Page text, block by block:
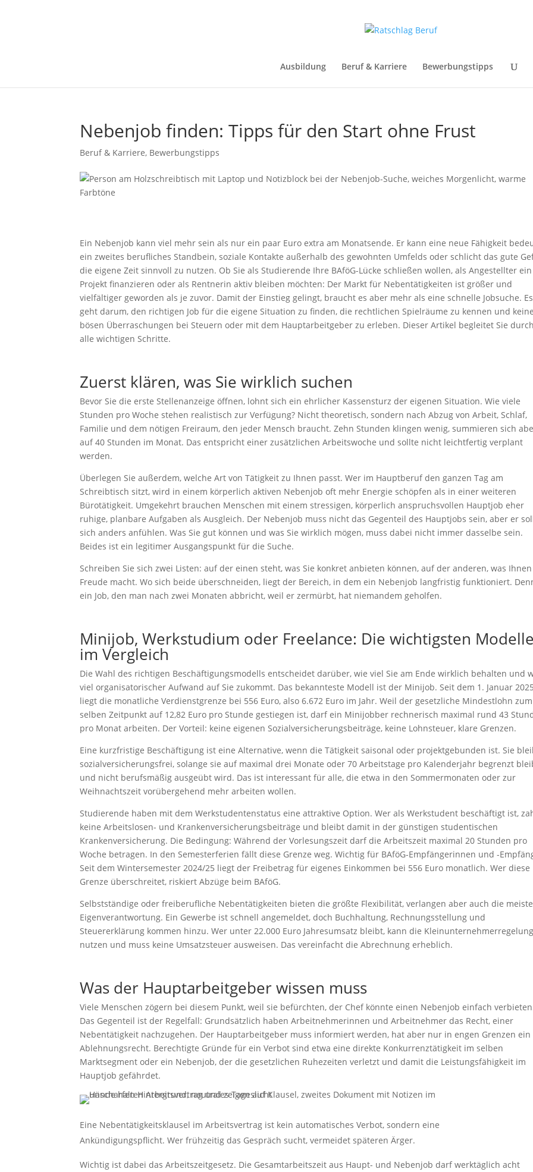
Ausbildung Beruf & Karriere Bewerbungstipps
Nebenjob finden: Tipps für den Start ohne Frust
Beruf & Karriere, Bewerbungstipps
Ein Nebenjob kann viel mehr sein als nur ein paar Euro extra am Monatsende. Er kann eine neue Fähigkeit
ein zweites berufliches Standbein, soziale Kontakte außerhalb des gewohnten Umfelds oder schlicht das gute
die eigene Zeit sinnvoll zu nutzen. Ob Sie als Studierende Ihre BAföG-Lücke schließen wollen, als Angestellter ein
Projekt finanzieren oder als Rentnerin aktiv bleiben möchten: Der Markt für Nebentätigkeiten ist größer und
vielfältiger geworden als je zuvor. Damit der Einstieg gelingt, braucht es aber mehr als eine schnelle Jobsuche. Es
geht darum, den richtigen Job für die eigene Situation zu finden, die rechtlichen Spielräume zu kennen und keine
bösen Überraschungen bei Steuern oder mit dem Hauptarbeitgeber zu erleben. Dieser Artikel begleitet Sie durch
alle wichtigen Schritte.
Zuerst klären, was Sie wirklich suchen
Bevor Sie die erste Stellenanzeige öffnen, lohnt sich ein ehrlicher Kassensturz der eigenen Situation. Wie viele
Stunden pro Woche stehen realistisch zur Verfügung? Nicht theoretisch, sondern nach Abzug von Arbeit, Schlaf,
Familie und dem nötigen Freiraum, den jeder Mensch braucht. Zehn Stunden klingen wenig, summieren sich
auf 40 Stunden im Monat. Das entspricht einer zusätzlichen Arbeitswoche und sollte nicht leichtfertig verplant
werden.
Überlegen Sie außerdem, welche Art von Tätigkeit zu Ihnen passt. Wer im Hauptberuf den ganzen Tag am
Schreibtisch sitzt, wird in einem körperlich aktiven Nebenjob oft mehr Energie schöpfen als in einer weiteren
Bürotätigkeit. Umgekehrt brauchen Menschen mit einem stressigen, körperlich anspruchsvollen Hauptjob eher
ruhige, planbare Aufgaben als Ausgleich. Der Nebenjob muss nicht das Gegenteil des Hauptjobs sein, aber er
sich anders anfühlen. Was Sie gut können und was Sie wirklich mögen, muss dabei nicht immer dasselbe sein.
Beides ist ein legitimer Ausgangspunkt für die Suche.
Schreiben Sie sich zwei Listen: auf der einen steht, was Sie konkret anbieten können, auf der anderen, was Ihnen
Freude macht. Wo sich beide überschneiden, liegt der Bereich, in dem ein Nebenjob langfristig funktioniert.
ein Job, den man nach zwei Monaten abbricht, weil er zermürbt, hat niemandem geholfen.
Minijob, Werkstudium oder Freelance: Die wichtigsten Modelle
im Vergleich
Die Wahl des richtigen Beschäftigungsmodells entscheidet darüber, wie viel Sie am Ende wirklich behalten und
viel organisatorischer Aufwand auf Sie zukommt. Das bekannteste Modell ist der Minijob. Seit dem 1. Januar 2025
liegt die monatliche Verdienstgrenze bei 556 Euro, also 6.672 Euro im Jahr. Weil der gesetzliche Mindestlohn zum
selben Zeitpunkt auf 12,82 Euro pro Stunde gestiegen ist, darf ein Minijobber rechnerisch maximal rund 43
pro Monat arbeiten. Der Vorteil: keine eigenen Sozialversicherungsbeiträge, keine Lohnsteuer, klare Grenzen.
Eine kurzfristige Beschäftigung ist eine Alternative, wenn die Tätigkeit saisonal oder projektgebunden ist. Sie
sozialversicherungsfrei, solange sie auf maximal drei Monate oder 70 Arbeitstage pro Kalenderjahr begrenzt
und nicht berufsmäßig ausgeübt wird. Das ist interessant für alle, die etwa in den Sommermonaten oder zur
Weihnachtszeit vorübergehend mehr arbeiten wollen.
Studierende haben mit dem Werkstudentenstatus eine attraktive Option. Wer als Werkstudent beschäftigt ist,
keine Arbeitslosen- und Krankenversicherungsbeiträge und bleibt damit in der günstigen studentischen
Krankenversicherung. Die Bedingung: Während der Vorlesungszeit darf die Arbeitszeit maximal 20 Stunden pro
Woche betragen. In den Semesterferien fällt diese Grenze weg. Wichtig für BAföG-Empfängerinnen und -
Seit dem Wintersemester 2024/25 liegt der Freibetrag für eigenes Einkommen bei 556 Euro monatlich. Wer diese
Grenze überschreitet, riskiert Abzüge beim BAföG.
Selbstständige oder freiberufliche Nebentätigkeiten bieten die größte Flexibilität, verlangen aber auch die meiste
Eigenverantwortung. Ein Gewerbe ist schnell angemeldet, doch Buchhaltung, Rechnungsstellung und
Steuererklärung kommen hinzu. Wer unter 22.000 Euro Jahresumsatz bleibt, kann die Kleinunternehmerregelung
nutzen und muss keine Umsatzsteuer ausweisen. Das vereinfacht die Abrechnung erheblich.
Was der Hauptarbeitgeber wissen muss
Viele Menschen zögern bei diesem Punkt, weil sie befürchten, der Chef könnte einen Nebenjob einfach
Das Gegenteil ist der Regelfall: Grundsätzlich haben Arbeitnehmerinnen und Arbeitnehmer das Recht, einer
Nebentätigkeit nachzugehen. Der Hauptarbeitgeber muss informiert werden, hat aber nur in engen Grenzen ein
Ablehnungsrecht. Berechtigte Gründe für ein Verbot sind etwa eine direkte Konkurrenztätigkeit im selben
Marktsegment oder ein Nebenjob, der die gesetzlichen Ruhezeiten verletzt und damit die Leistungsfähigkeit im
Hauptjob gefährdet.
Eine Nebentätigkeitsklausel im Arbeitsvertrag ist kein automatisches Verbot, sondern eine
Ankündigungspflicht. Wer frühzeitig das Gespräch sucht, vermeidet späteren Ärger.
Wichtig ist dabei das Arbeitszeitgesetz. Die Gesamtarbeitszeit aus Haupt- und Nebenjob darf werktäglich acht